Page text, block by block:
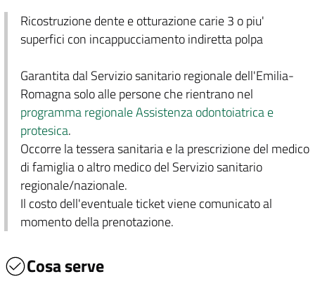
Ricostruzione dente e otturazione carie 3 o piu'
superfici con incappucciamento indiretta polpa
Garantita dal Servizio sanitario regionale dell'Emilia-
Romagna solo alle persone che rientrano nel
programma regionale Assistenza odontoiatrica e
protesica.
Occorre la tessera sanitaria e la prescrizione del medico
di famiglia o altro medico del Servizio sanitario
regionale/nazionale.
Il costo dell'eventuale ticket viene comunicato al
momento della prenotazione.
Cosa serve